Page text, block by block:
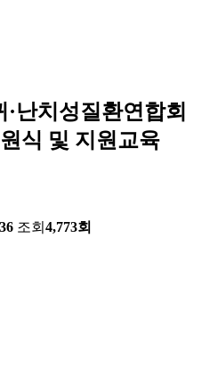
난치성질환연합회
식 및 지원교육
조회 4,773회